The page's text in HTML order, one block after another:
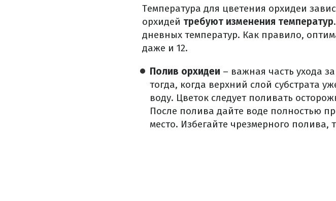
Температура для цветения орхидеи
орхидей требуют изменения температур
дневных температур. Как правило,
даже и 12.
Полив орхидеи – важная часть ухода
тогда, когда верхний слой субстрата
воду. Цветок следует поливать
После полива дайте воде полностью
место. Избегайте чрезмерного полива,